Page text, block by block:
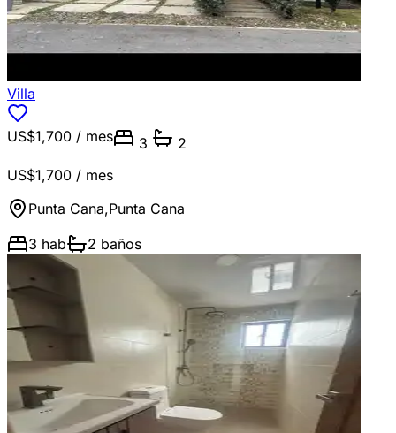
Villa
US$1,700 / mes 3
2
US$1,700 / mes
Punta Cana,Punta Cana
3 hab 2 baños